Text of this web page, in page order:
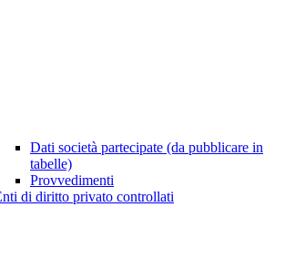
Dati società partecipate (da pubblicare in
tabelle)
Provvedimenti
di diritto privato controllati